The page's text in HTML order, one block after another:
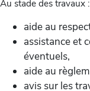
Au stade des travaux :
aide au
assistance et
éventuels,
aide au
avis sur les